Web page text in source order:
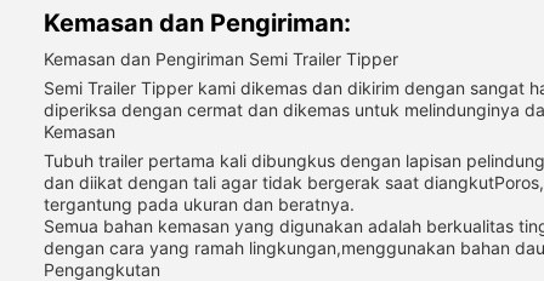
Kemasan dan Pengiriman:
Kemasan dan Pengiriman Semi Trailer Tipper
Semi Trailer Tipper kami dikemas dan dikirim dengan sangat
diperiksa dengan cermat dan dikemas untuk melindunginya
Kemasan
Tubuh trailer pertama kali dibungkus dengan lapisan
dan diikat dengan tali agar tidak bergerak saat
tergantung pada ukuran dan beratnya.
Semua bahan kemasan yang digunakan adalah berkualitas
dengan cara yang ramah lingkungan,menggunakan bahan
Pengangkutan